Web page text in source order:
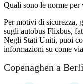
Quali sono le norme
Per motivi di sicurezza,
sugli autobus Flixbus,
Negli Stati Uniti, puoi
informazioni su come
Copenaghen a